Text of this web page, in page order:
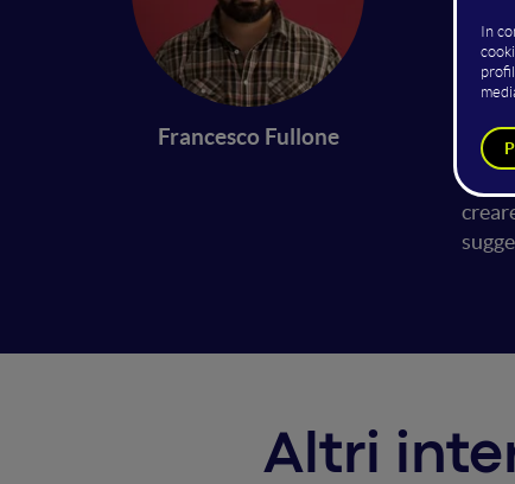
Francesco Fullone
Al
di
Altri